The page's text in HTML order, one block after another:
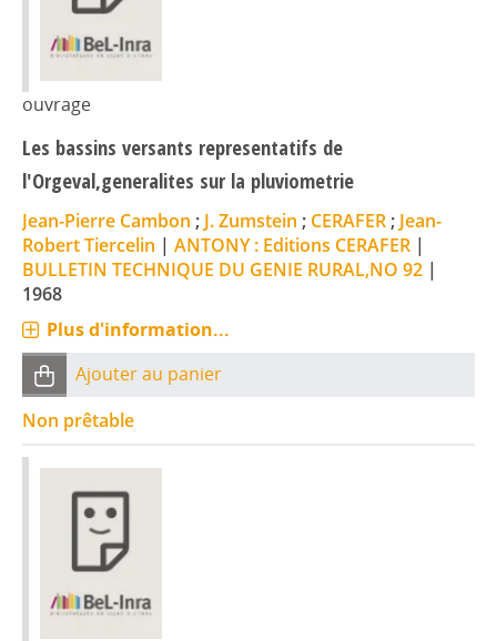
ouvrage
Les bassins versants representatifs de
l'Orgeval,generalites sur la pluviometrie
Jean-Pierre Cambon ; J. Zumstein ; CERAFER ; Jean-
Robert Tiercelin | ANTONY : Editions CERAFER |
BULLETIN TECHNIQUE DU GENIE RURAL,NO 92 |
1968
Plus d'information...
Ajouter au panier
Non prêtable